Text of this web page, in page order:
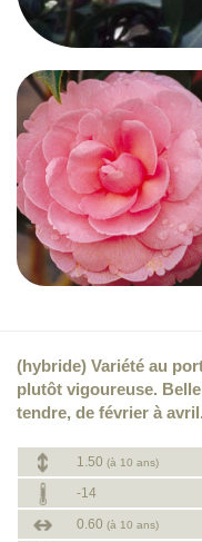
(hybride) Variété au
plutôt vigoureuse.
tendre, de février à avril.
1.50 (à 10 ans)
-14
0.60 (à 10 ans)